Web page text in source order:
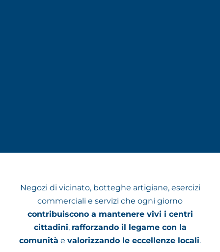
Negozi di vicinato, botteghe artigiane, esercizi
commerciali e servizi che ogni giorno
contribuiscono a mantenere vivi i centri
cittadini, rafforzando il legame con la
comunità e valorizzando le eccellenze locali.